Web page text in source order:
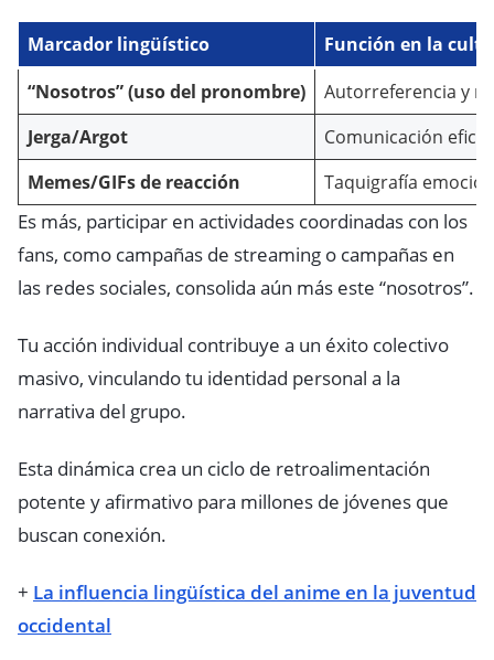
Marcador lingüístico
Función en la
“Nosotros” (uso del pronombre)
Autorreferencia y
Jerga/Argot
Comunicación
Memes/GIFs de reacción
Taquigrafía
Es más, participar en actividades coordinadas con los
fans, como campañas de streaming o campañas en
las redes sociales, consolida aún más este “nosotros”.
Tu acción individual contribuye a un éxito colectivo
masivo, vinculando tu identidad personal a la
narrativa del grupo.
Esta dinámica crea un ciclo de retroalimentación
potente y afirmativo para millones de jóvenes que
buscan conexión.
+ La influencia lingüística del anime en la juventud
occidental